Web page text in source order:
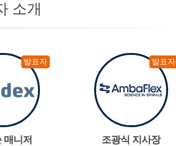
소개
발표자
매니저
발표자
조광식 지사장